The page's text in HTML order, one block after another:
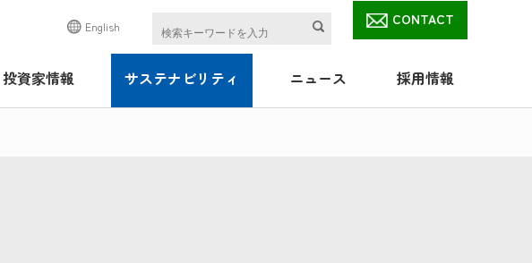
English CONTACT
資家情報 サステナビリティ ニュース 採用情報